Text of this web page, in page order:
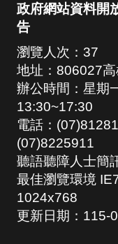
政府網站資料開
告
瀏覽人次： 37
地址：806027
辦公時間：星期
13:30~17:30
電話：
(07)8225911
聽語聽障人士簡
最佳瀏覽環境
1024x768
更新日期： 115-